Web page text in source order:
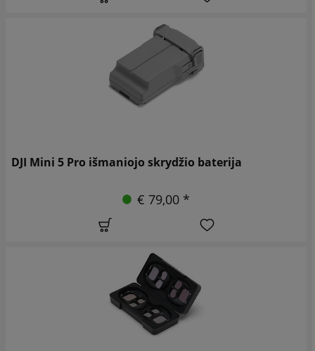
DJI Mini 5 Pro išmaniojo skrydžio baterija
€ 79,00 *